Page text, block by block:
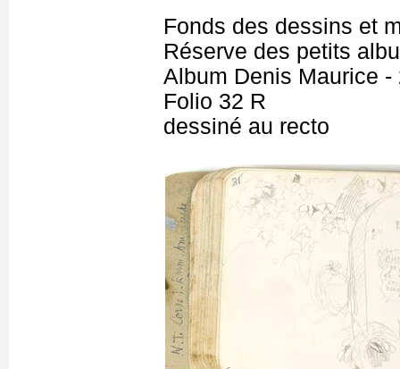
Fonds des dessins et
Réserve des petits
Album Denis Maurice -
Folio 32 R
dessiné au recto